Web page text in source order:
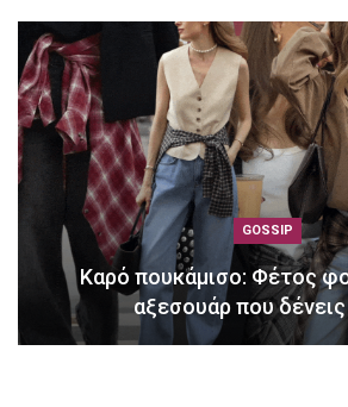
GOSSIP
Καρό πουκάμισο: Φέτος
αξεσουάρ που